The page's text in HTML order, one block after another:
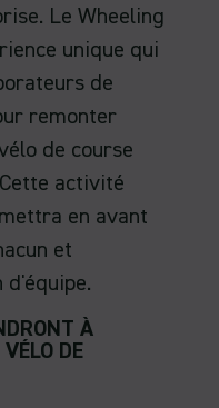
Le Wheeling
unique qui
de
remonter
de course
activité
en avant
et
d'équipe.
À
DE